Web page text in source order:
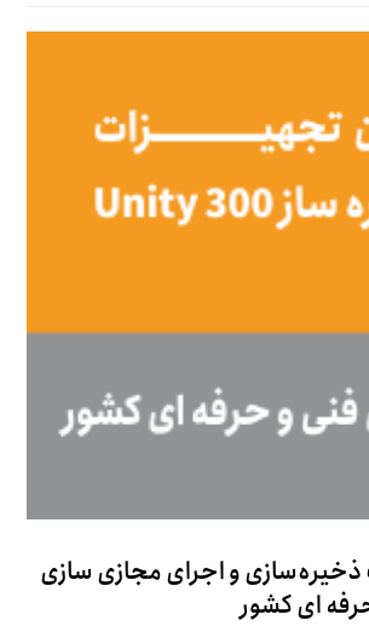
ذخیره‌سازی و اجرای مجازی سازی
ای کشور